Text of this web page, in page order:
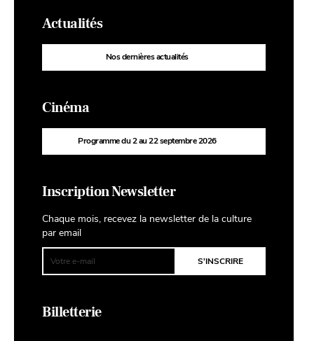
Actualités
Nos dernières actualités
Cinéma
Programme du 2 au 22 septembre 2026
Inscription Newsletter
Chaque mois, recevez la newsletter de la culture
par email
Billetterie